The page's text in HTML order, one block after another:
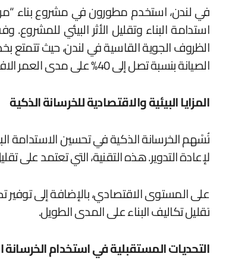
الظروف الجوية القاسية في لندن، حيث تتمتع
الصيانة بنسبة تصل إلى 40% على مدى العمر الافتراضي للمبنى.
المزايا البيئية والاقتصادية للخرسانة الذكية
تُسْهم الخرسانة الذكية في تحسين الاستدامة
لإعادة التدوير. هذه التقنية، التي تعتمد على
على المستوى الاقتصادي، بالإضافة إلى توفير
تقليل تكاليف البناء على المدى الطويل.
التحديات المستقبلية في استخدام الخرسانة